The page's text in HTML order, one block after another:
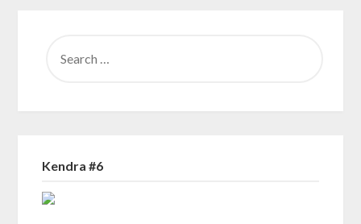
FOR:
Kendra #6